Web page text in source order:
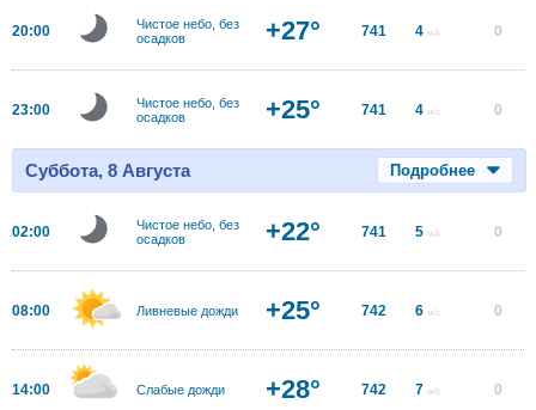
20:00
Чистое небо, без
осадков
+27° 741 4 м/с 0
23:00
Чистое небо, без
осадков
+25° 741 4 м/с 0
Суббота, 8 Августа Подробнее
02:00
Чистое небо, без
осадков
+22° 741 5 м/с 0
08:00 Ливневые дожди +25° 742 6 м/с 0
14:00 Слабые дожди +28° 742 7 м/с 0